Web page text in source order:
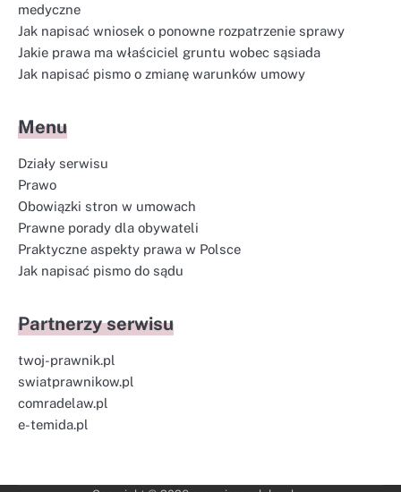
medyczne
Jak napisać wniosek o ponowne rozpatrzenie sprawy
Jakie prawa ma właściciel gruntu wobec sąsiada
Jak napisać pismo o zmianę warunków umowy
Menu
Działy serwisu
Prawo
Obowiązki stron w umowach
Prawne porady dla obywateli
Praktyczne aspekty prawa w Polsce
Jak napisać pismo do sądu
Partnerzy serwisu
twoj-prawnik.pl
swiatprawnikow.pl
comradelaw.pl
e-temida.pl